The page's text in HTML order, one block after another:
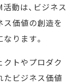
動は、ビジネス
ス価値の創造を
ります。
クトやプロダク
たビジネス価値